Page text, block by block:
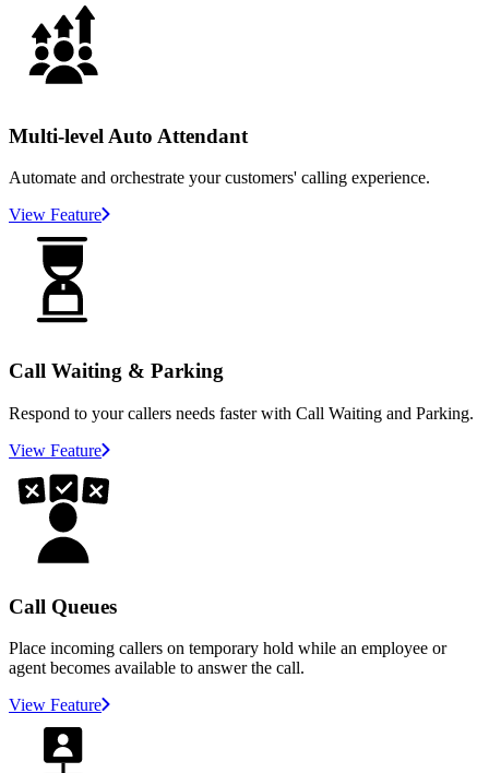
Multi-level Auto Attendant
Automate and orchestrate your customers' calling experience.
View Feature
Call Waiting & Parking
Respond to your callers needs faster with Call Waiting and Parking.
View Feature
Call Queues
Place incoming callers on temporary hold while an employee or
agent becomes available to answer the call.
View Feature